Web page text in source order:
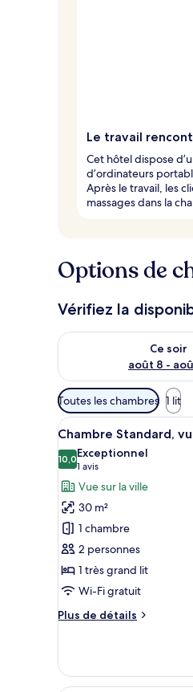
Le travail
Cet hôtel dispose
d’ordinateurs
Après le travail, les
massages dans la
Options de
Vérifiez la
Ce soir
août 8 -
Vérifier la disponibilité
Filtres
disponibles
pour
les
chambres
Toutes les chambres 1 lit
Afficher
toutes
les
photos
pour
ce
type
de
chambre :
Chambre
Standard,
la
ville
12
Chambre Standard,
10,010,0 sur 10
Exceptionnel
1 avis
(1 avis)
Vue sur la ville
30 m²
1 chambre
2 personnes
1 très grand lit
Wi-Fi gratuit
Plus de détails
Plus
Chambre
Standard,